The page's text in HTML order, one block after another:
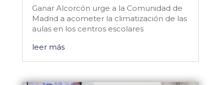
Ganar Alcorcón urge a la Comunidad de
Madrid a acometer la climatización de las
aulas en los centros escolares
leer más